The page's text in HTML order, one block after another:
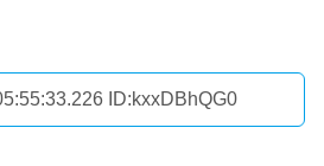
ID:kxxDBhQG0